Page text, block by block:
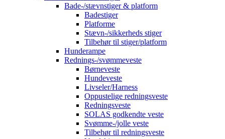
Bade-/stævnstiger & platform
Badestiger
Platforme
Stævn-/sikkerheds stiger
Tilbehør til stiger/platform
Hunderampe
Rednings-/svømmeveste
Børneveste
Hundeveste
Livseler/Harness
Oppustelige redningsveste
Redningsveste
SOLAS godkendte veste
Svømme-/jolle veste
Tilbehør til redningsveste